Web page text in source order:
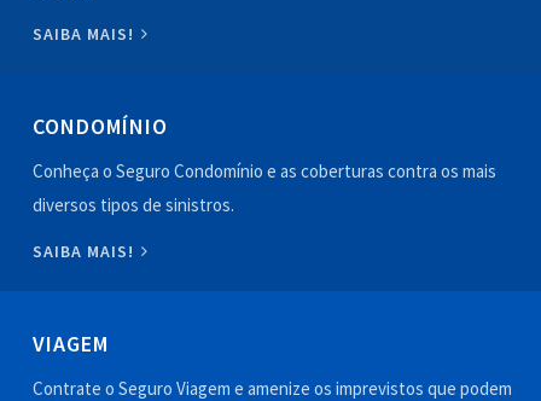
SAIBA MAIS!
CONDOMÍNIO
Conheça o Seguro Condomínio e as coberturas contra os mais
diversos tipos de sinistros.
SAIBA MAIS!
VIAGEM
Contrate o Seguro Viagem e amenize os imprevistos que podem